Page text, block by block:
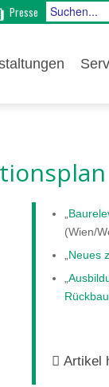
Presse
(Wien/
Neues
„
Artikel